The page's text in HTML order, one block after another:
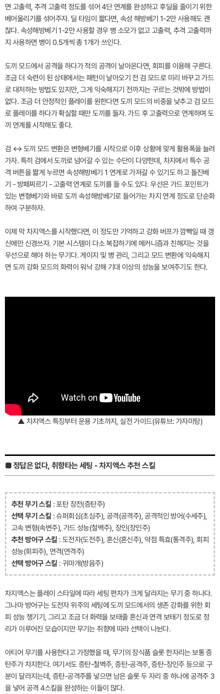
면 고출력, 추격 고출력 정도를 섞어 4단 연계를 완성하고 후딜을 줄이기 위한
베어올리기를 섞어주자. 딜 타임이 짧다면, 속성 해방베기 1-2만 사용해도 괜
찮다. 속성해방베기 1-2만 사용할 경우 병 소모가 없고 고출력, 추격 고출력까
지 사용하면 병이 0.5개씩 총 1개가 쓰인다.
도끼 모드에서 공격을 하다가 적의 공격이 날아온다면, 회피를 이용해 구른다.
조금 더 숙련이 된 상태에서는 패턴이 날아오기 전 검 모드로 미리 바꾸고 가드
로 대처하는 방법도 있지만, 그게 익숙해지기 전까지는 구르는 것밖에 방법이
없다. 조금 더 안정적인 플레이를 원한다면 도끼 모드의 비중을 낮추고 검 모드
로 플레이를 하다가 확실할 때만 도끼를 들자. 가드 후 고출력으로 연계하며 도
끼 연계를 시작해도 좋다.
검 ↔ 도끼 모드 변환은 변형베기를 시작으로 이후 상황에 맞게 활용폭을 늘려
가자. 특히 검에서 도끼로 넘어갈 수 있는 수단이 다양한데, 차지에서 특수 공
격 버튼을 짧게 누르면 속성해방베기 1 연계로 가져갈 수 있기도 하고 돌진베
기 - 방패찌르기 - 고출력 연계로 도끼를 들 수도 있다. 우선은 가드 포인트가
있는 변형베기와 바로 도끼 속성해방베기로 들어가는 차지 연계 정도로 단순화
하여 구분하자.
이제 막 차지액스를 시작했다면, 이 정도만 기억하고 강화 버프가 깜빡일 때 갱
신에만 신경쓰자. 기본 시스템이 다소 복잡하기에 메커니즘과 친해지는 것을
우선으로 해야 하는 무기다. 게이지 및 병 관리, 그리고 모드 변환에 익숙해지
면 도끼 강화 모드의 화력이 워낙 강해 기대 이상의 성능을 보여주기도 한다.
▲ 차지액스 특징부터 운용 기초까지, 실전 가이드(유튜브: 가자미탕)
■ 정답은 없다, 취향타는 세팅 - 차지액스 추천 스킬
추천 무기 스킬 : 포탄 장전(증탄주)
선택 무기 스킬 : 슈퍼회심(초심주), 공격(공격주), 공격적인 방어(수세주),
고속 변형(속변주), 가드 성능(철벽주), 장인(장인주)
추천 방어구 스킬 : 도전자(도전주), 혼신(혼신주), 약점 특효(통격주), 회피
성능(회피주), 연격(연격주)
선택 방어구 스킬 : 귀마개(방음주)
차지액스는 플레이 스타일에 따라 세팅 편차가 크게 달라지는 무기 중 하나다.
그나마 방어구는 도전자 위주의 세팅에 도끼 모드에서의 생존 강화를 위한 회
피 성능 챙기기, 그리고 조금 더 화력을 보태줄 혼신과 연격 보태기 정도로 정
리가 이루어진 모습이지만 무기는 취향에 따라 선택이 나뉜다.
아티어 무기를 사용한다고 가정했을 때, 무기의 장식품 슬롯 한자리는 보통 증
탄주가 차지한다. 여기서도 증탄-철벽주, 증탄-공격주, 증탄-장인주 등으로 구
분이 달라지는데, 증탄-공격주를 넣으면 남은 슬롯 두 자리 중 하나에 공격주 3
을 넣어 공격 4스킬을 완성하는 이들이 많다.